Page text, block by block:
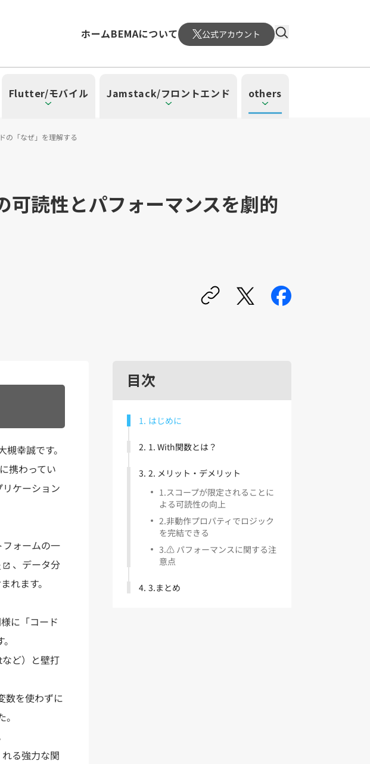
ホームBEMAについて 公式アカウント
Flutter/モバイル Jamstack/フロントエンド others
4）
の「なぜ」を理解する
読性とパフォーマンスを劇的
槻幸誠です。
携わってい
ケーション
ォームの一
、データ分
れます。
に「コード
ど）と壁打
数を使わずに
る強力な関
目次
1. はじめに
2. 1. With関数とは？
3. 2. メリット・デメリット
1.スコープが限定されることに
よる可読性の向上
2.非動作プロパティでロジック
を完結できる
3.⚠️ パフォーマンスに関する注
意点
4. 3.まとめ